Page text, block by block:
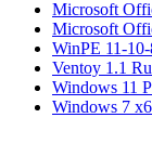
Microsoft
Microsoft
WinPE 11-
Ventoy 1.1
Windows 11
Windows 7